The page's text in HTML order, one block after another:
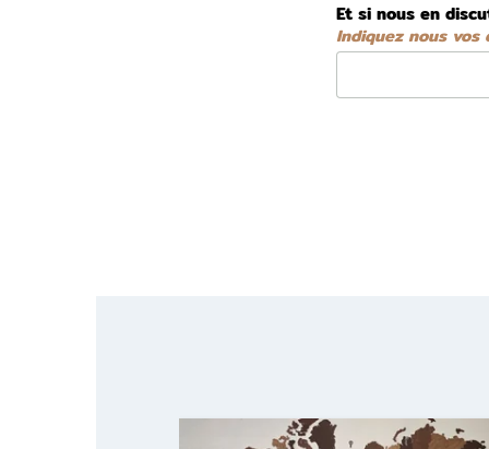
Et si nous en
Indiquez nous